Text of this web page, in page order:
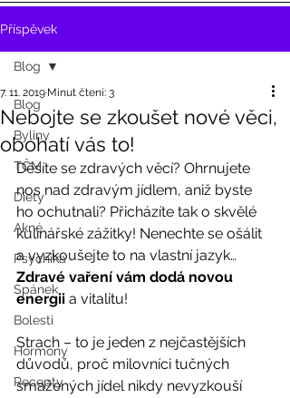
Příspěvek
Blog
Byliny
TČM
Diety
Akné
Psychika
Spánek
Bolesti
Hormony
Recepty
Blog
Nebojte se zkoušet nové věci,
obohatí vás to!
7. 11. 2019 Minut čtení: 3
Děsíte se zdravých věcí? Ohrnujete
nos nad zdravým jídlem, aniž byste
ho ochutnali? Přicházíte tak o skvělé
kulinářské zážitky! Nenechte se ošálit
a vyzkoušejte to na vlastní jazyk…
Zdravé vaření vám dodá novou
energii a vitalitu!
Strach – to je jeden z nejčastějších
důvodů, proč milovníci tučných
smažených jídel nikdy nevyzkouší